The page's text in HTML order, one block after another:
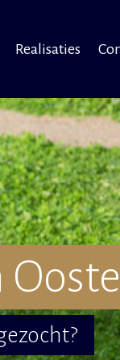
Realisaties